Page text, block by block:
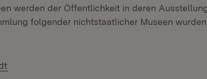
werden der Öffentlichkeit in deren
folgender nichtstaatlicher Museen